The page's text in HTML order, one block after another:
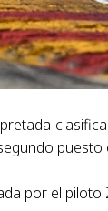
puesto
por el